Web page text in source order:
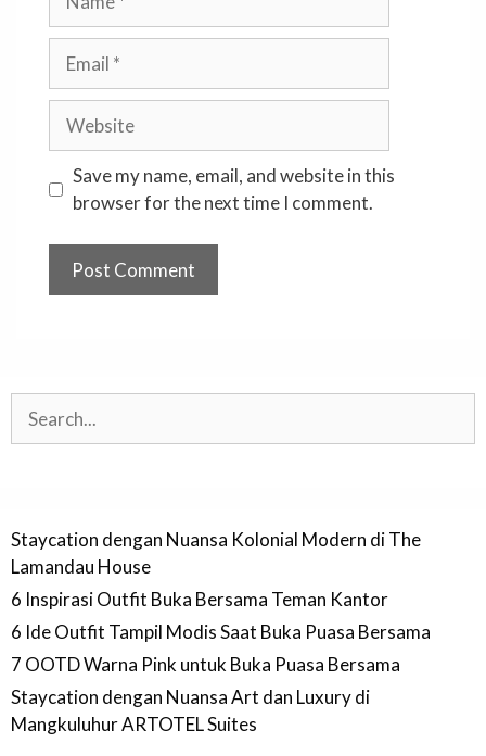
Save my name, email, and website in this
browser for the next time I comment.
Staycation dengan Nuansa Kolonial Modern di The
Lamandau House
6 Inspirasi Outfit Buka Bersama Teman Kantor
6 Ide Outfit Tampil Modis Saat Buka Puasa Bersama
7 OOTD Warna Pink untuk Buka Puasa Bersama
Staycation dengan Nuansa Art dan Luxury di
Mangkuluhur ARTOTEL Suites